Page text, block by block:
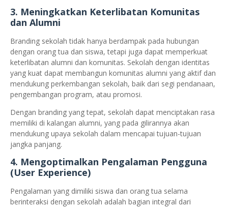
3. Meningkatkan Keterlibatan Komunitas
dan Alumni
Branding sekolah tidak hanya berdampak pada hubungan
dengan orang tua dan siswa, tetapi juga dapat memperkuat
keterlibatan alumni dan komunitas. Sekolah dengan identitas
yang kuat dapat membangun komunitas alumni yang aktif dan
mendukung perkembangan sekolah, baik dari segi pendanaan,
pengembangan program, atau promosi.
Dengan branding yang tepat, sekolah dapat menciptakan rasa
memiliki di kalangan alumni, yang pada gilirannya akan
mendukung upaya sekolah dalam mencapai tujuan-tujuan
jangka panjang.
4. Mengoptimalkan Pengalaman Pengguna
(User Experience)
Pengalaman yang dimiliki siswa dan orang tua selama
berinteraksi dengan sekolah adalah bagian integral dari